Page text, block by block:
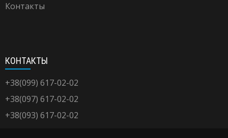
Контакты
КОНТАКТЫ
+38(099) 617-02-02
+38(097) 617-02-02
+38(093) 617-02-02